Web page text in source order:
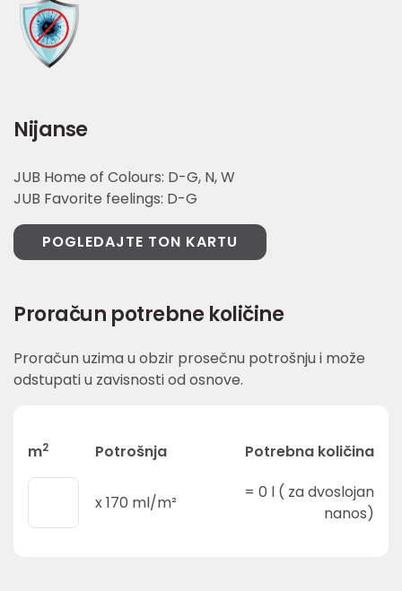
Nijanse
JUB Home of Colours: D-G, N, W
JUB Favorite feelings: D-G
POGLEDAJTE TON KARTU
Proračun potrebne količine
Proračun uzima u obzir prosečnu potrošnju i može
odstupati u zavisnosti od osnove.
m2 Potrošnja Potrebna količina
x170 ml/m²
= 0 l ( za dvoslojan
nanos)